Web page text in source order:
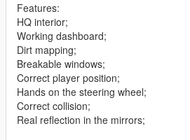
Features:
HQ interior;
Working dashboard;
Dirt mapping;
Breakable windows;
Correct player position;
Hands on the steering wheel;
Correct collision;
Real reflection in the mirrors;